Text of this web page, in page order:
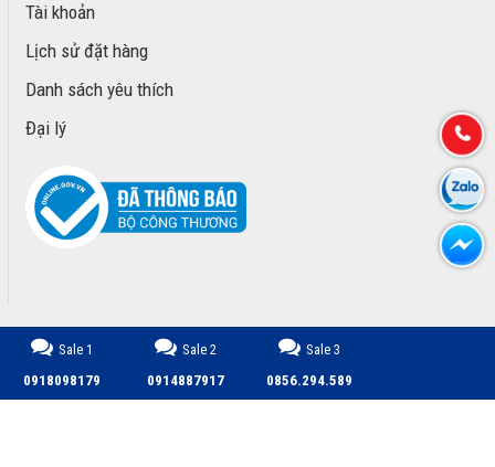
Tài khoản
Lịch sử đặt hàng
Danh sách yêu thích
Đại lý
Sale 1
0918098179
Sale 2
0914887917
Sale 3
0856.294.589